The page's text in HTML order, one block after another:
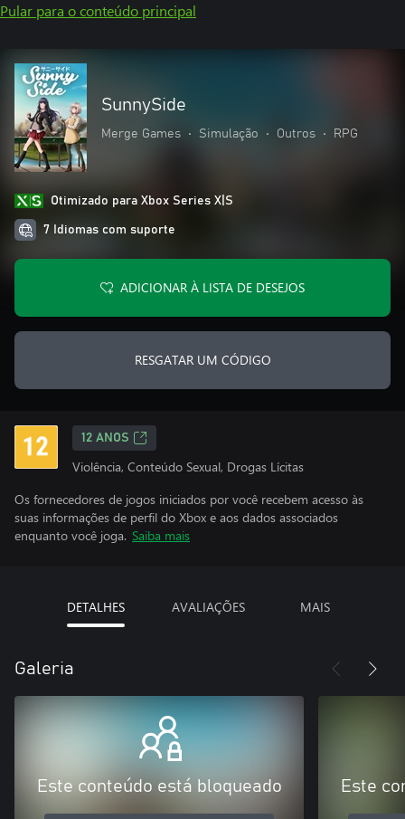
Pular para o conteúdo principal
SunnySide
Merge Games • Simulação • Outros • RPG
Otimizado para Xbox Series X|S
7 Idiomas com suporte
ADICIONAR À LISTA DE DESEJOS
RESGATAR UM CÓDIGO
12 ANOS
Violência, Conteúdo Sexual, Drogas Lícitas
Os fornecedores de jogos iniciados por você recebem acesso às
suas informações de perfil do Xbox e aos dados associados
enquanto você joga. Saiba mais
DETALHES AVALIAÇÕES MAIS
Galeria
Este conteúdo está bloqueado Este